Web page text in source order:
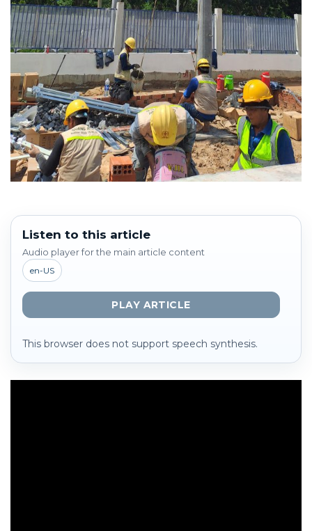
Listen to this article
Audio player for the main article content
en-US
PLAY ARTICLE
This browser does not support speech synthesis.